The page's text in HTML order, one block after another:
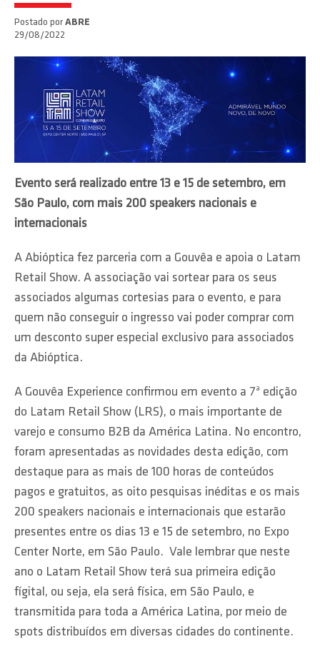
Postado por ABRE
29/08/2022
Evento será realizado entre 13 e 15 de setembro, em
São Paulo, com mais 200 speakers nacionais e
internacionais
A Abióptica fez parceria com a Gouvêa e apoia o Latam
Retail Show. A associação vai sortear para os seus
associados algumas cortesias para o evento, e para
quem não conseguir o ingresso vai poder comprar com
um desconto super especial exclusivo para associados
da Abióptica.
A Gouvêa Experience confirmou em evento a 7ª edição
do Latam Retail Show (LRS), o mais importante de
varejo e consumo B2B da América Latina. No encontro,
foram apresentadas as novidades desta edição, com
destaque para as mais de 100 horas de conteúdos
pagos e gratuitos, as oito pesquisas inéditas e os mais
200 speakers nacionais e internacionais que estarão
presentes entre os dias 13 e 15 de setembro, no Expo
Center Norte, em São Paulo. Vale lembrar que neste
ano o Latam Retail Show terá sua primeira edição
fígital, ou seja, ela será física, em São Paulo, e
transmitida para toda a América Latina, por meio de
spots distribuídos em diversas cidades do continente.